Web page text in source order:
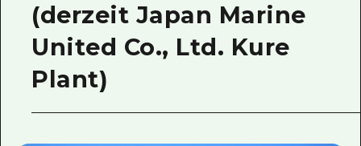
(derzeit Japan Marine
United Co., Ltd. Kure
Plant)